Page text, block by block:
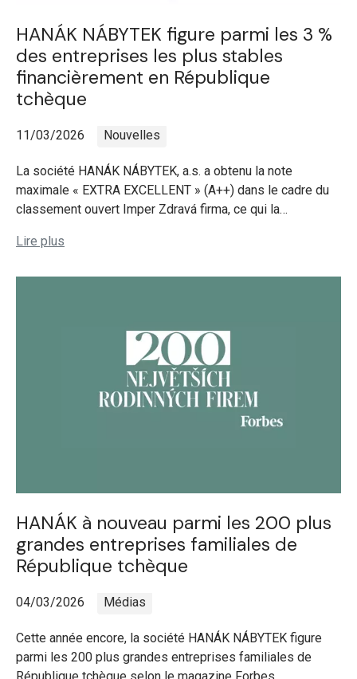
HANÁK NÁBYTEK figure parmi les 3 %
des entreprises les plus stables
financièrement en République
tchèque
11/03/2026 Nouvelles
La société HANÁK NÁBYTEK, a.s. a obtenu la note
maximale « EXTRA EXCELLENT » (A++) dans le cadre du
classement ouvert Imper Zdravá firma, ce qui la…
Lire plus
HANÁK à nouveau parmi les 200 plus
grandes entreprises familiales de
République tchèque
04/03/2026 Médias
Cette année encore, la société HANÁK NÁBYTEK figure
parmi les 200 plus grandes entreprises familiales de